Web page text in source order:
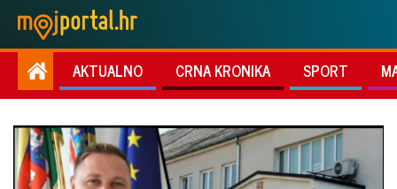
AKTUALNO CRNA KRONIKA SPORT